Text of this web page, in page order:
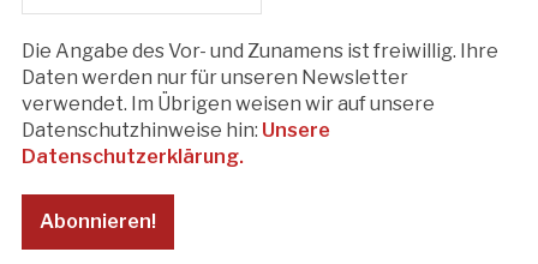
Die Angabe des Vor- und Zunamens ist freiwillig. Ihre
Daten werden nur für unseren Newsletter
verwendet. Im Übrigen weisen wir auf unsere
Datenschutzhinweise hin: Unsere
Datenschutzerklärung.